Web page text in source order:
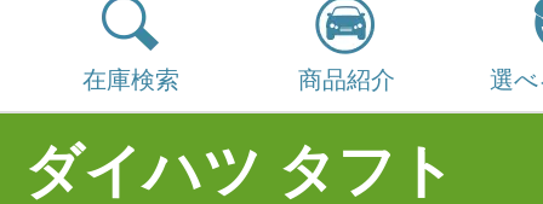
在庫検索 商品紹介 選
ダイハツ タフト